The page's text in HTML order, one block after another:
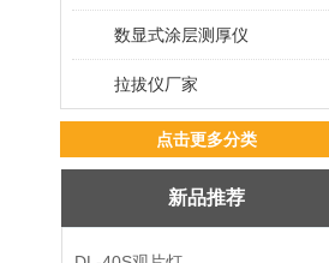
数显式涂层测厚仪
拉拔仪厂家
点击更多分类
新品推荐